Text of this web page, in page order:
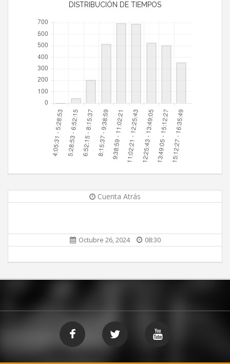
DISTRIBUCIÓN DE TIEMPOS
Cuenta Atrás
Octubre 26, 2024 08:30